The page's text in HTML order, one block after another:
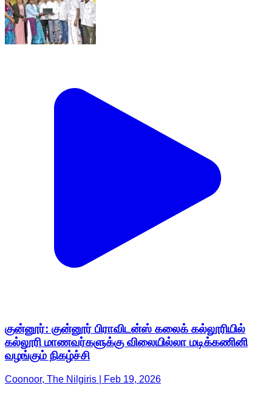
குன்னூர்: குன்னூர் பிராவிடன்ஸ் கலைக் கல்லூரியில்
கல்லூரி மாணவர்களுக்கு விலையில்லா மடிக்கணினி
வழங்கும் நிகழ்ச்சி
Coonoor, The Nilgiris | Feb 19, 2026